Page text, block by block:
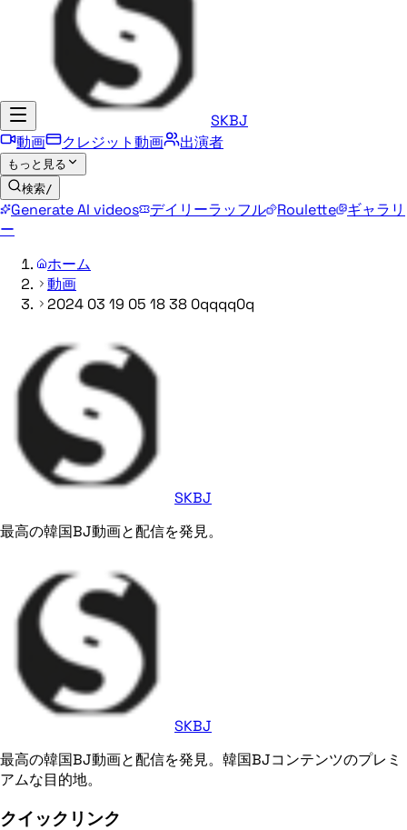
SKBJ
動画
クレジット動画 出演者
もっと見る
検索/
Generate AI videos デイリーラッフル Roulette
ギャラリ
ー
ホーム
動画
2024 03 19 05 18 38 0qqqq0q
SKBJ
最高の韓国BJ動画と配信を発見。
SKBJ
最高の韓国BJ動画と配信を発見。韓国BJコンテンツのプレミ
アムな目的地。
クイックリンク